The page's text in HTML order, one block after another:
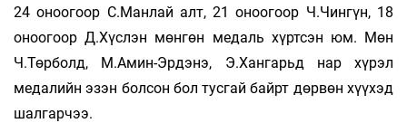
24 оноогоор С.Манлай алт, 21 оноогоор Ч.Чингүн, 18
оноогоор Д.Хүслэн мөнгөн медаль хүртсэн юм. Мөн
Ч.Төрболд, М.Амин-Эрдэнэ, Э.Хангарьд нар хүрэл
медалийн эзэн болсон бол тусгай байрт дөрвөн хүүхэд
шалгарчээ.